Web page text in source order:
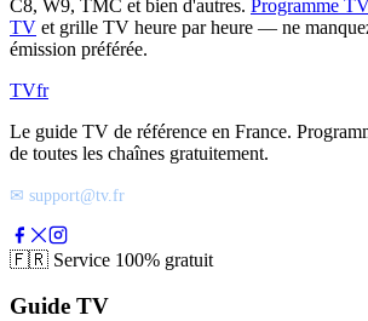
C8, W9, TMC et bien d'autres. Programme
TV et grille TV heure par heure — ne
émission préférée.
TVfr
Le guide TV de référence en France.
de toutes les chaînes gratuitement.
✉ support@tv.fr
🇫🇷 Service 100% gratuit
Guide TV